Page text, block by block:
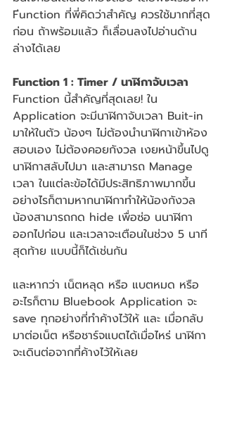
Fีunction ที่พี่คิดว่าสำคัญ ควรใช้มากที่สุด
ก่อน ถ้าพร้อมแล้ว ก็เลื่อนลงไปอ่านด้าน
ล่างได้เลย
Function 1 : Timer / นาฬิกาจับเวลา
Function นี้สำคัญที่สุดเลย! ใน
Application จะมีนาฬิกาจับเวลา Buit-in
มาให้ในตัว น้องๆ ไม่ต้องนำนาฬิกาเข้าห้อง
สอบเอง ไม่ต้องคอยกังวล เงยหน้าขึ้นไปดู
นาฬิกาสลับไปมา และสามารถ Manage
เวลา ในแต่ละข้อได้มีประสิทธิภาพมากขึ้น
อย่างไรก็ตามหากนาฬิกาทำให้น้องกังวล
น้องสามารถกด hide เพื่อซ่อ นนาฬิกา
ออกไปก่อน และเวลาจะเตือนในช่วง 5 นาที
สุดท้าย แบบนี้ก็ได้เช่นกัน
และหากว่า เน็ตหลุด หรือ แบตหมด หรือ
อะไรก็ตาม Bluebook Application จะ
save ทุกอย่างที่ทำค้างไว้ให้ และ เมื่อกลับ
มาต่อเน็ต หรือชาร์จแบตได้เมื่อไหร่ นาฬิกา
จะเดินต่อจากที่ค้างไว้ให้เลย